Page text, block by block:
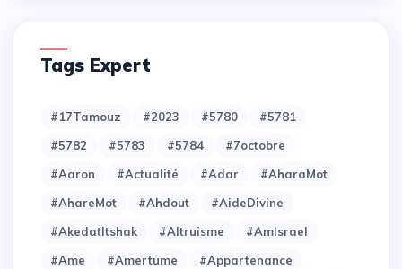
Tags Expert
#17Tamouz #2023 #5780
#5781
#5782
#5783 #5784
#7octobre
#Aaron
#Actualité #Adar
#AharaMot
#AhareMot
#Ahdout
#AideDivine
#AkedatItshak
#Altruisme
#AmIsrael
#Ame
#Amertume
#Appartenance